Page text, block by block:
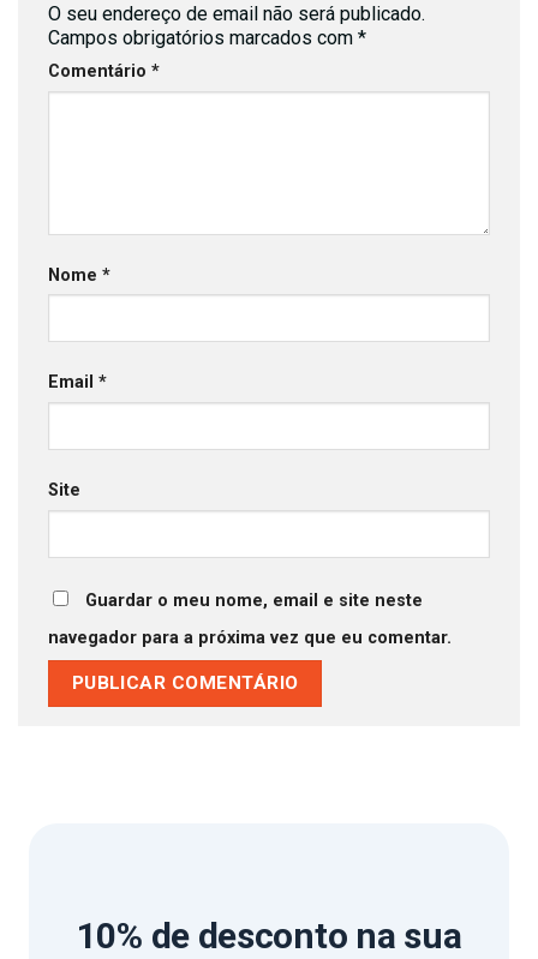
O seu endereço de email não será publicado.
Campos obrigatórios marcados com *
Comentário *
Nome *
Email *
Site
Guardar o meu nome, email e site neste
navegador para a próxima vez que eu comentar.
10% de desconto na sua